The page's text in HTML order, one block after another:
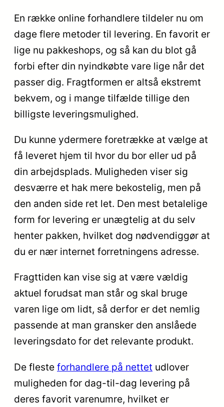
En række online forhandlere tildeler nu om
dage flere metoder til levering. En favorit er
lige nu pakkeshops, og så kan du blot gå
forbi efter din nyindkøbte vare lige når det
passer dig. Fragtformen er altså ekstremt
bekvem, og i mange tilfælde tillige den
billigste leveringsmulighed.
Du kunne ydermere foretrække at vælge at
få leveret hjem til hvor du bor eller ud på
din arbejdsplads. Muligheden viser sig
desværre et hak mere bekostelig, men på
den anden side ret let. Den mest betalelige
form for levering er unægtelig at du selv
henter pakken, hvilket dog nødvendiggør at
du er nær internet forretningens adresse.
Fragttiden kan vise sig at være vældig
aktuel forudsat man står og skal bruge
varen lige om lidt, så derfor er det nemlig
passende at man gransker den anslåede
leveringsdato for det relevante produkt.
De fleste forhandlere på nettet udlover
muligheden for dag-til-dag levering på
deres favorit varenumre, hvilket er